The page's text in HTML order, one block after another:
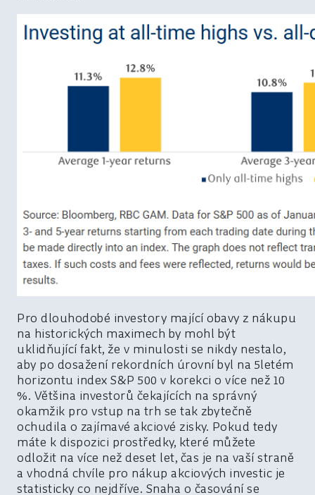
Pro dlouhodobé investory mající obavy z nákupu
na historických maximech by mohl být
uklidňující fakt, že v minulosti se nikdy nestalo,
aby po dosažení rekordních úrovní byl na 5letém
horizontu index S&P 500 v korekci o více než 10
%. Většina investorů čekajících na správný
okamžik pro vstup na trh se tak zbytečně
ochudila o zajímavé akciové zisky. Pokud tedy
máte k dispozici prostředky, které můžete
odložit na více než deset let, čas je na vaší straně
a vhodná chvíle pro nákup akciových investic je
statisticky co nejdříve. Snaha o časování se